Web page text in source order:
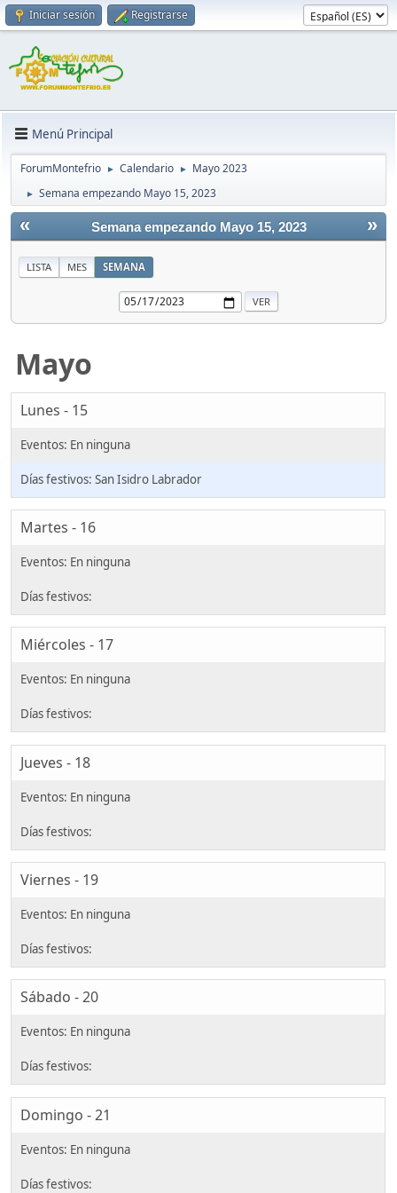
Iniciar sesión Registrarse
Menú Principal
ForumMontefrio ► Calendario ► Mayo 2023
► Semana empezando Mayo 15, 2023
« »
Semana empezando Mayo 15, 2023
LISTA MES SEMANA
Mayo
Lunes - 15
San Isidro Labrador
Martes - 16
Miércoles - 17
Jueves - 18
Viernes - 19
Sábado - 20
Domingo - 21